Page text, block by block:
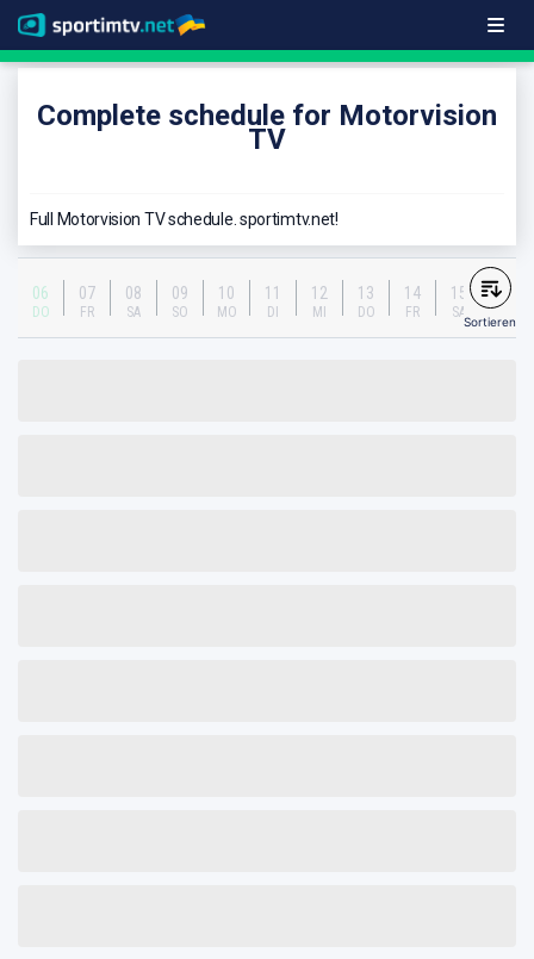
Complete schedule for Motorvision
TV
Full Motorvision TV schedule. sportimtv.net!
06
DO
07
FR
08
SA
09
SO
10
MO
11
DI
12
MI
13
DO
14
FR
15
SA
Sortieren